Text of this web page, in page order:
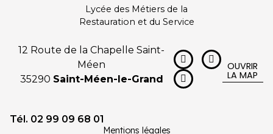
Lycée des Métiers de la
Restauration et du Service
12 Route de la Chapelle Saint-
Méen
35290 Saint-Méen-le-Grand
OUVRIR
LA MAP
Tél. 02 99 09 68 01
Mentions légales